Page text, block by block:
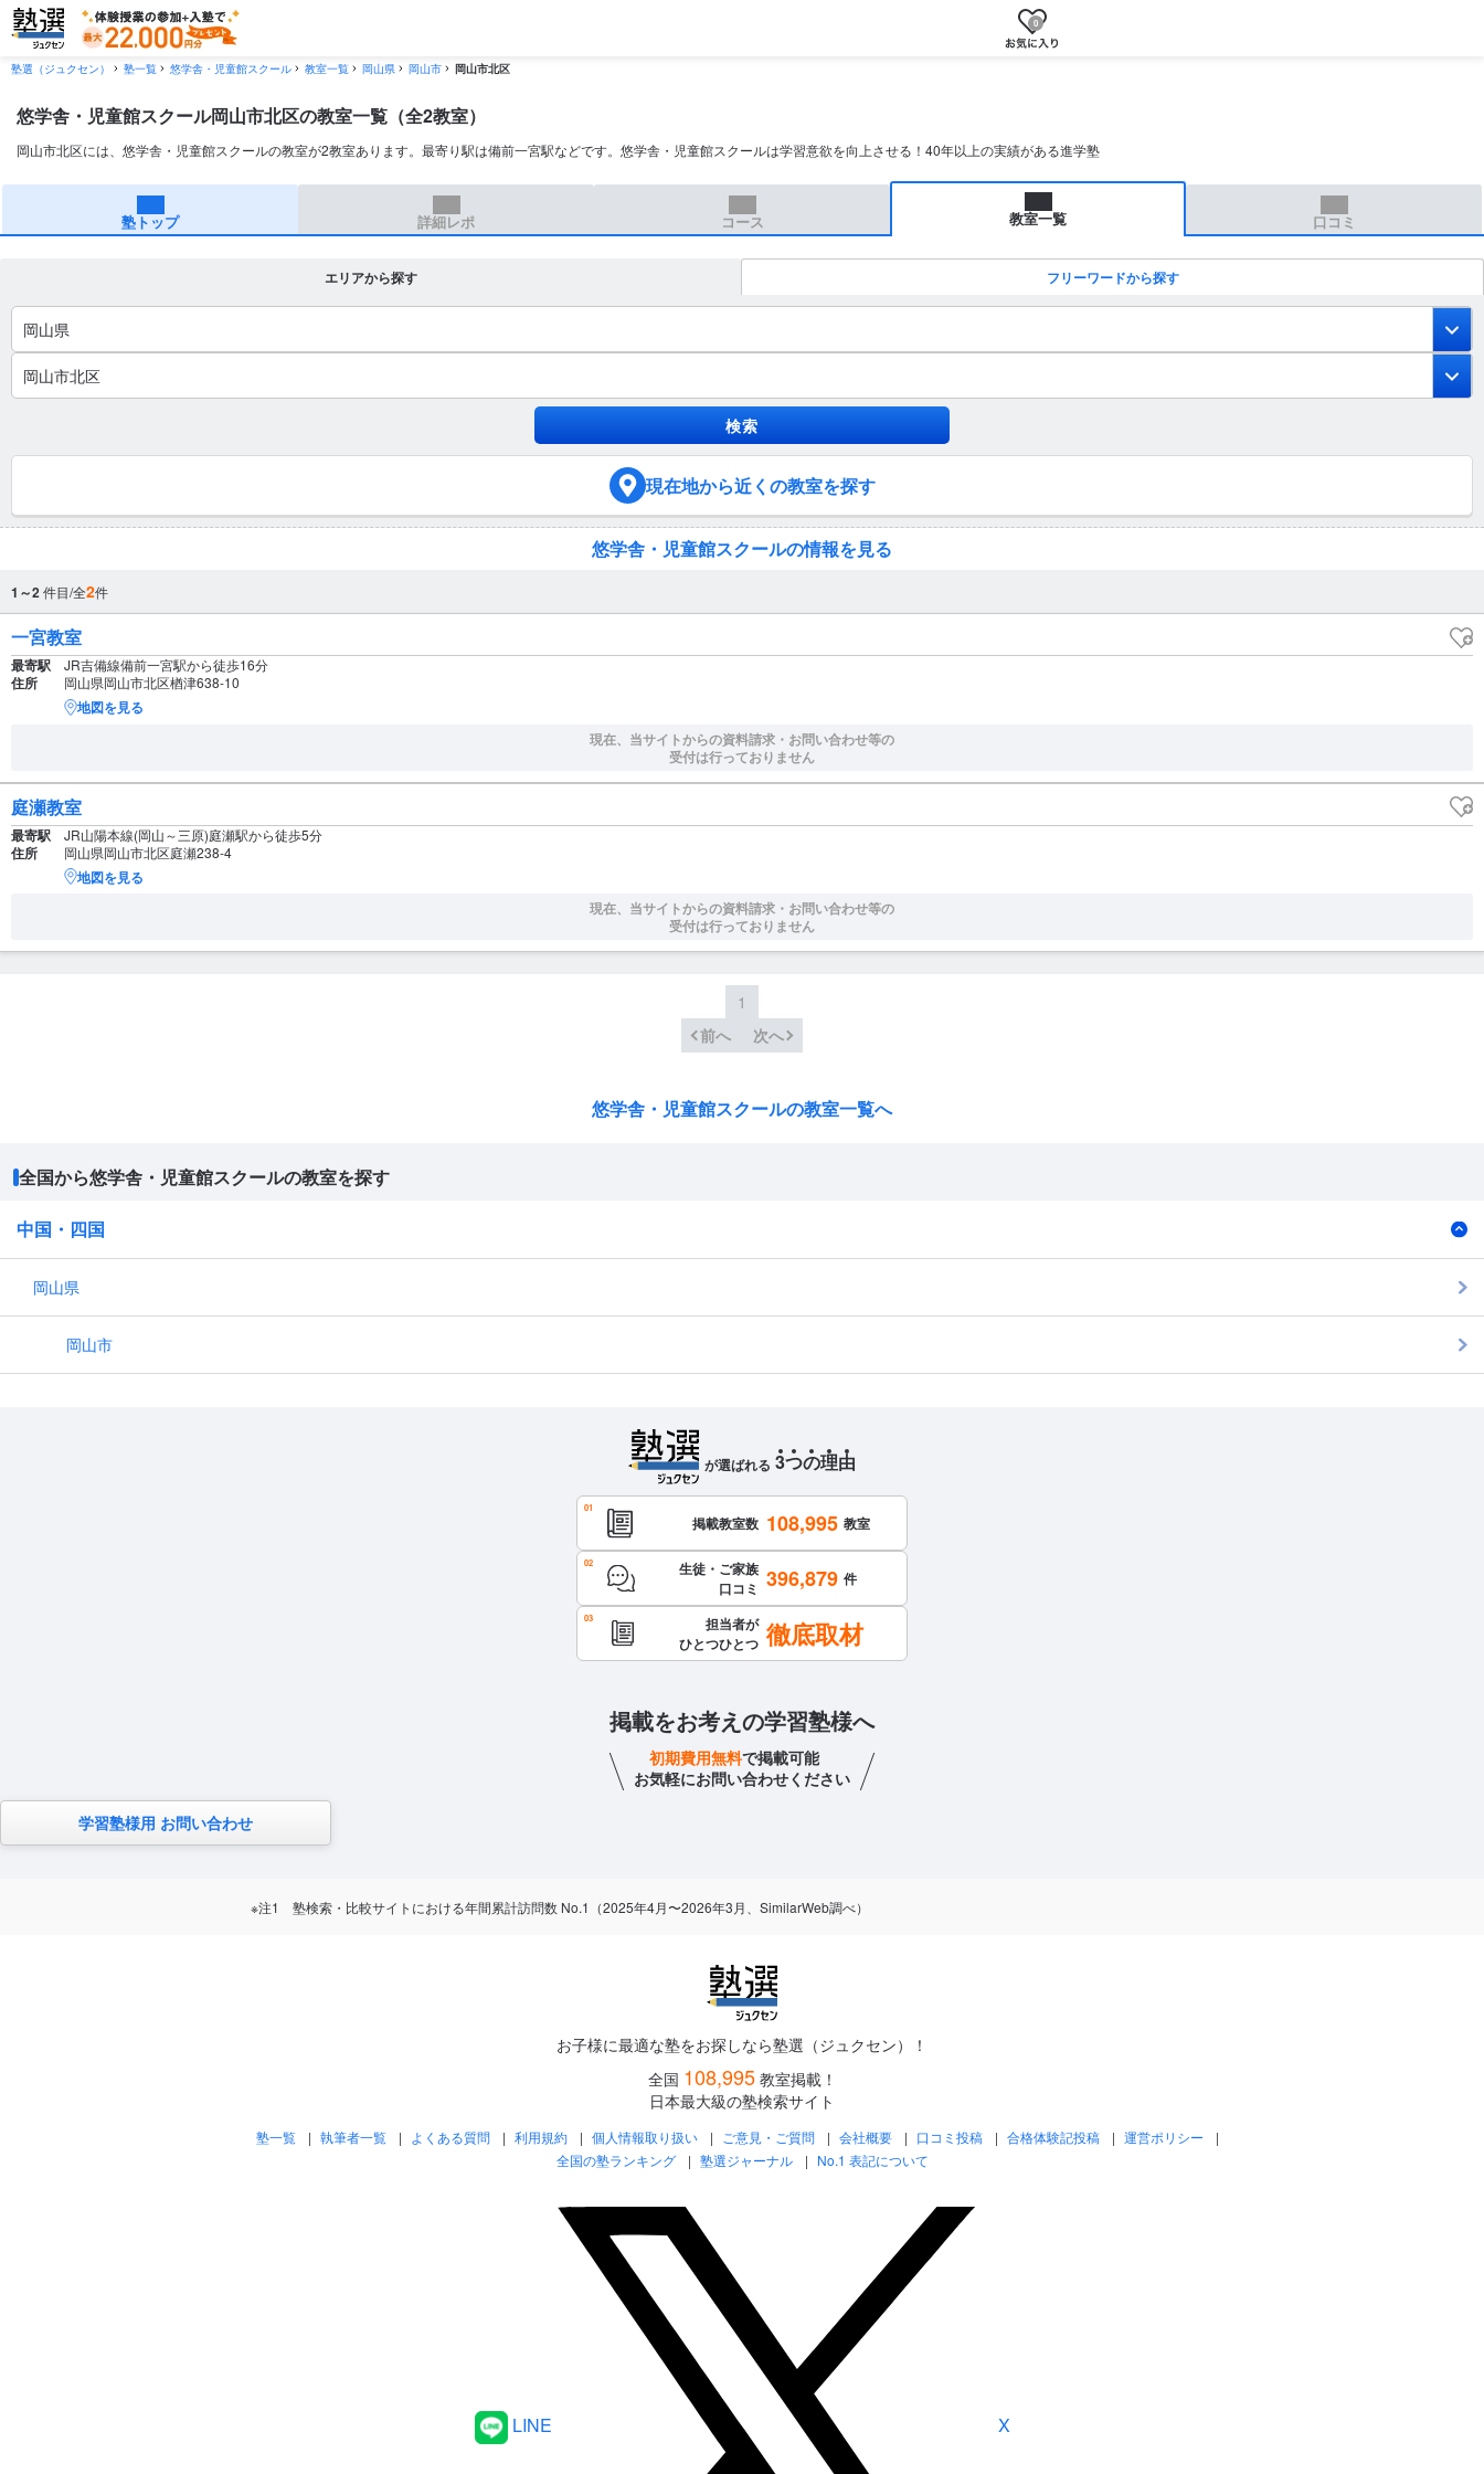
0
塾選（ジュクセン） 塾一覧 悠学舎・児童館スクール 教室一覧 岡山県 岡山市 岡山市北区
悠学舎・児童館スクール岡山市北区の教室一覧（全2教室）
岡山市北区には、悠学舎・児童館スクールの教室が2教室あります。最寄り駅は備前一宮駅などです。悠学舎・児童館スクールは学習意欲を向上させる！40年以上の実績がある進学塾
塾トップ 詳細レポ コース 教室一覧 口コミ
エリアから探す フリーワードから探す
岡山県
岡山市北区
現在地から近くの教室を探す
悠学舎・児童館スクールの情報を見る
1～2件目/全2件
一宮教室
最寄駅 JR吉備線備前一宮駅から徒歩16分
住所 岡山県岡山市北区楢津638-10
地図を見る
現在、当サイトからの資料請求・お問い合わせ等の
受付は行っておりません
庭瀬教室
最寄駅 JR山陽本線(岡山～三原)庭瀬駅から徒歩5分
住所 岡山県岡山市北区庭瀬238-4
地図を見る
現在、当サイトからの資料請求・お問い合わせ等の
受付は行っておりません
1
前へ
次へ
悠学舎・児童館スクールの教室一覧へ
全国から悠学舎・児童館スクールの教室を探す
中国・四国
岡山県
岡山市
が選ばれる 3つの理由
掲載教室数 108,995 教室
生徒・ご家族
口コミ 396,879 件
担当者が
ひとつひとつ 徹底取材
掲載をお考えの学習塾様へ
初期費用無料で掲載可能
お気軽にお問い合わせください
学習塾様用 お問い合わせ
※注1 塾検索・比較サイトにおける年間累計訪問数 No.1（2025年4月〜2026年3月、SimilarWeb調べ）
お子様に最適な塾をお探しなら塾選（ジュクセン）！
全国 108,995 教室掲載！
日本最大級の塾検索サイト
塾一覧 執筆者一覧 よくある質問 利用規約 個人情報取り扱い ご意見・ご質問 会社概要 口コミ投稿 合格体験記投稿
運営ポリシー
全国の塾ランキング
塾選ジャーナル No.1 表記について
LINE X